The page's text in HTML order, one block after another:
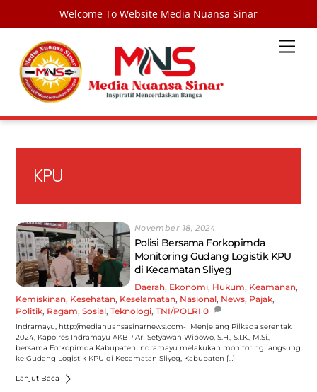
Welcome To Website Media Nuansa Sinar
content
KPU
November 18, 2024
Polisi Bersama Forkopimda
Monitoring Gudang Logistik KPU
di Kecamatan Sliyeg
Daerah, Ekonomi, Hukum, Keamanan,
Kemiskinan, Kesehatan, Keselamatan, Nasional, News, Pajak,
Politik, Ragam,Sosial,Teknologi,TNI/POLRI 0
Indramayu, http://medianuansasinarnews.com- Menjelang Pilkada serentak
2024, Kapolres Indramayu AKBP Ari Setyawan Wibowo, S.H., S.I.K., M.Si.,
bersama Forkopimda Kabupaten Indramayu melakukan monitoring langsung
ke Gudang Logistik KPU di Kecamatan Sliyeg, Kabupaten […]
Lanjut Baca